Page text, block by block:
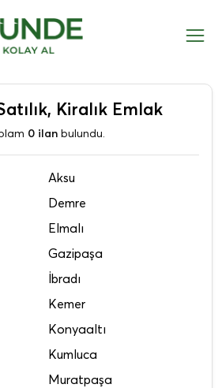
Kiralık Emlak
0 ilanbulundu.
Aksu
Demre
Elmalı
Gazipaşa
İbradı
Kemer
Konyaaltı
Kumluca
Muratpaşa